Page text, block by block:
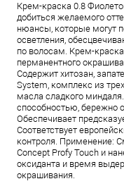
Крем-краска 0.8
добиться желаемого
нюансы, которые могут
осветления,
по волосам. Крем-
перманентного
Содержит хитозан,
System, комплекс из
масла сладкого
способностью, бережно
Обеспечивает
Соответствует
контроля. Применение:
Concept Profy Touch и
оксиданта и время
окрашивания.